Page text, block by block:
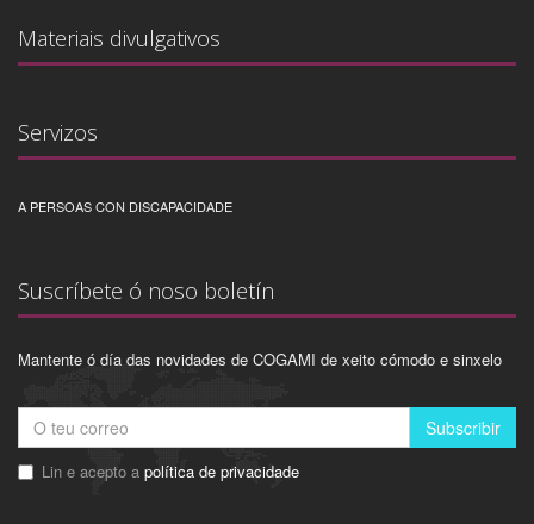
Materiais divulgativos
Servizos
A PERSOAS CON DISCAPACIDADE
Suscríbete ó noso boletín
Mantente ó día das novidades de COGAMI de xeito cómodo e sinxelo
Subscribir
Lin e acepto a política de privacidade